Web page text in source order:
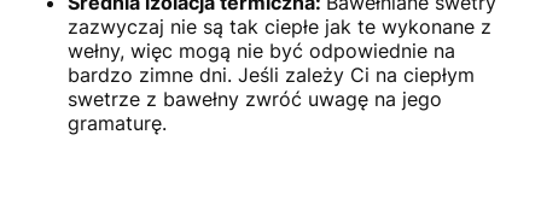
zazwyczaj nie są tak ciepłe jak te wykonane z
wełny, więc mogą nie być odpowiednie na
bardzo zimne dni. Jeśli zależy Ci na ciepłym
swetrze z bawełny zwróć uwagę na jego
gramaturę.